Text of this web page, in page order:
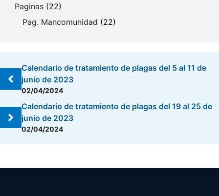
Paginas (22)
Pag. Mancomunidad (22)
Calendario de tratamiento de plagas del 5 al 11 de
junio de 2023
02/04/2024
Calendario de tratamiento de plagas del 19 al 25 de
junio de 2023
02/04/2024